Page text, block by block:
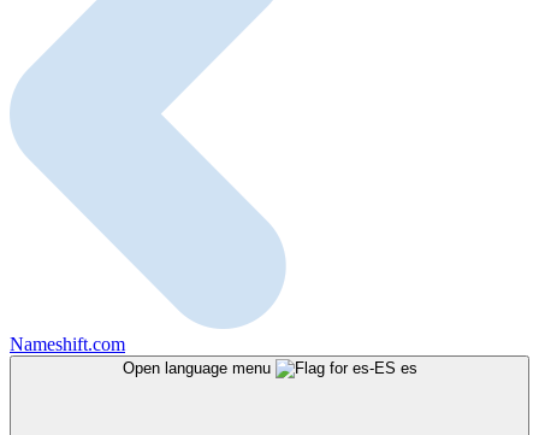
Nameshift.com
Open language menu es